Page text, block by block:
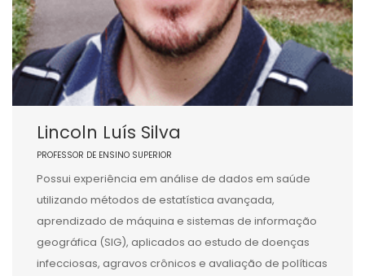
Lincoln Luís Silva
PROFESSOR DE ENSINO SUPERIOR
Possui experiência em análise de dados em saúde
utilizando métodos de estatística avançada,
aprendizado de máquina e sistemas de informação
geográfica (SIG), aplicados ao estudo de doenças
infecciosas, agravos crônicos e avaliação de políticas